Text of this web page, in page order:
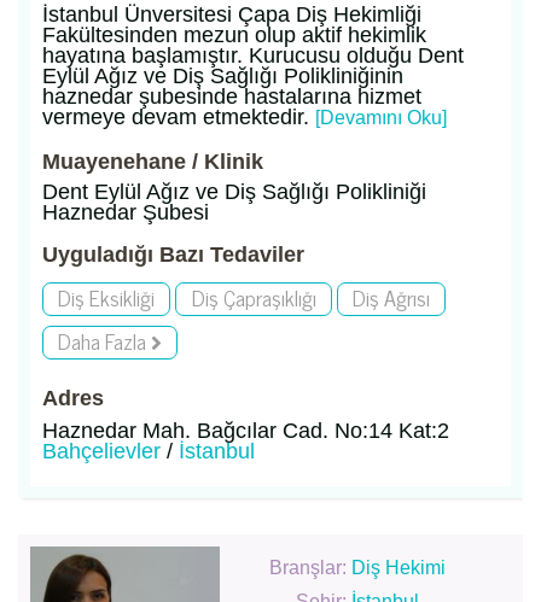
İstanbul Ünversitesi Çapa Diş Hekimliği
Fakültesinden mezun olup aktif hekimlik
hayatına başlamıştır. Kurucusu olduğu Dent
Eylül Ağız ve Diş Sağlığı Polikliniğinin
haznedar şubesinde hastalarına hizmet
vermeye devam etmektedir. [Devamını Oku]
Muayenehane / Klinik
Dent Eylül Ağız ve Diş Sağlığı Polikliniği
Haznedar Şubesi
Uyguladığı Bazı Tedaviler
Diş Eksikliği Diş Çapraşıklığı
Diş Ağrısı
Daha Fazla
Adres
Haznedar Mah. Bağcılar Cad. No:14 Kat:2
Bahçelievler / İstanbul
Branşlar: Diş Hekimi